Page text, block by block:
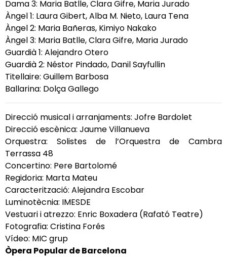
Dama 3: Maria Batlle, Clara Gifre, Maria Jurado
Àngel 1: Laura Gibert, Alba M. Nieto, Laura Tena
Àngel 2: Maria Bañeras, Kimiyo Nakako
Àngel 3: Maria Batlle, Clara Gifre, Maria Jurado
Guardià 1: Alejandro Otero
Guardià 2: Néstor Pindado, Danil Sayfullin
Titellaire: Guillem Barbosa
Ballarina: Dolça Gallego
Direcció musical i arranjaments: Jofre Bardolet
Direcció escènica: Jaume Villanueva
Orquestra: Solistes de l’Orquestra de Cambra
Terrassa 48
Concertino: Pere Bartolomé
Regidoria: Marta Mateu
Caracterització: Alejandra Escobar
Luminotècnia: IMESDE
Vestuari i atrezzo: Enric Boxadera (Rafató Teatre)
Fotografia: Cristina Forés
Vídeo: MIC grup
Òpera Popular de Barcelona